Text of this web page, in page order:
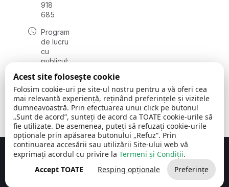
918
685
Program
de lucru
cu
publicul:
08:00 -
16:30
, vineri:
08:00 -
14:00
Comuna Cerchezu © 2026Toate drepturile rezervate
Concept realizat de Big Media Relații Publice SRL
Acest site folosește cookie
Folosim cookie-uri pe site-ul nostru pentru a vă oferi cea
mai relevantă experiență, reținând preferințele și vizitele
dumneavoastră. Prin efectuarea unui click pe butonul
„Sunt de acord”, sunteți de acord ca TOATE cookie-urile să
fie utilizate. De asemenea, puteți să refuzați cookie-urile
opționale prin apăsarea butonului „Refuz”. Prin
continuarea accesării sau utilizării Site-ului web vă
exprimați acordul cu privire la Termeni și Condiții.
Accept TOATE
Resping opționale Preferințe